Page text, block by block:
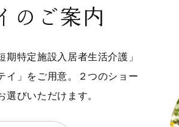
のご案内
特定施設入居者生活介護」
イ」をご用意。２つのショー
選びいただけます。